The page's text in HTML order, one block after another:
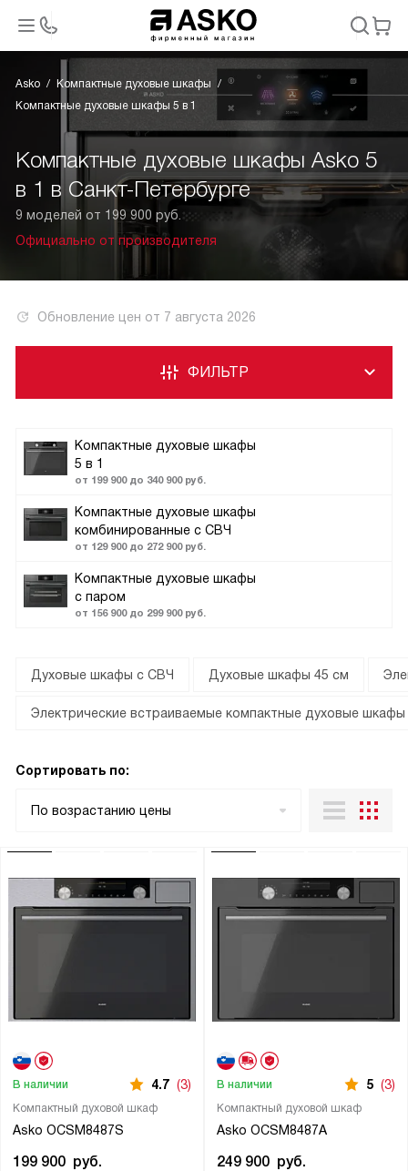
Asko
Компактные духовые шкафы
Компактные духовые шкафы 5 в 1
Компактные духовые шкафы Asko 5
в 1 в Санкт-Петербурге
9 моделей от 199 900 руб.
Официально от производителя
Обновление цен от 7 августа 2026
Компактные духовые шкафы
5 в 1
от 199 900 до 340 900 руб.
Компактные духовые шкафы
комбинированные с СВЧ
от 129 900 до 272 900 руб.
Компактные духовые шкафы
с паром
от 156 900 до 299 900 руб.
ФИЛЬТР
Духовые шкафы с СВЧ Духовые шкафы 45 см
Электрические встраиваемые компактные духовые шкафы
Сортировать по:
По возрастанию цены
Компактный духовой шкаф
Asko OCSM8487S
В наличии 4.7 (3)
199 900 руб.
Компактный духовой шкаф
Asko OCSM8487A
В наличии 5 (3)
249 900 руб.